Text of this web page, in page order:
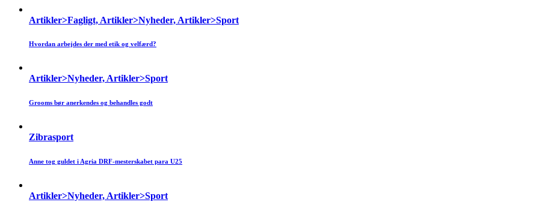
Artikler>Fagligt, Artikler>Nyheder, Artikler>Sport
Hvordan arbejdes der med etik og velfærd?
Artikler>Nyheder, Artikler>Sport
Grooms bør anerkendes og behandles godt
Zibrasport
Anne tog guldet i Agria DRF-mesterskabet para U25
Artikler>Nyheder, Artikler>Sport